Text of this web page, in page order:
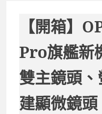
【開箱】
Pro旗艦新
雙主鏡頭
建顯微鏡頭